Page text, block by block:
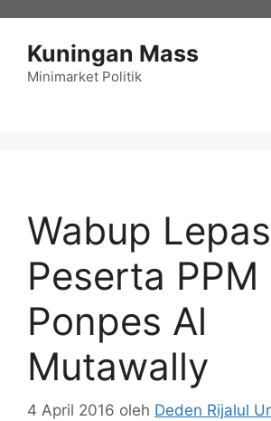
Kuningan Mass
Minimarket Politik
Wabup Lepas
Peserta PPM
Ponpes Al
Mutawally
4 April 2016 oleh Deden Rijalul